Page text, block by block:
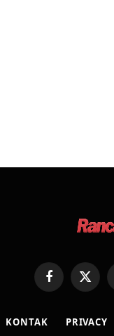
FacebookX
(Twitter)
KONTAK PRIVACY